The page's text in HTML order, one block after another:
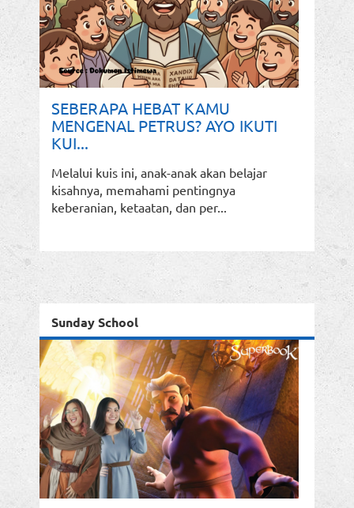
SEBERAPA HEBAT KAMU
MENGENAL PETRUS? AYO IKUTI
KUI...
Melalui kuis ini, anak-anak akan belajar
kisahnya, memahami pentingnya
keberanian, ketaatan, dan per...
Sunday School